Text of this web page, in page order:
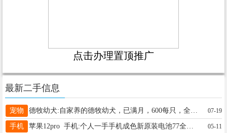
点击办理置顶推广
最新二手信息
宠物 德牧幼犬:自家养的德牧幼犬，已满月，600每只，全是小母狗，共4只，需自提，南和，有意向可电话联系 预售:600元 电话18875769528 07-19
手机 苹果12pro 手机:个人一手手机成色新原装电池77全部原装无拆无修 预售:1350元 电话15103191626 05-11